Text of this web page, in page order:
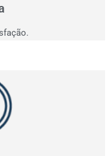
as conversas da sua